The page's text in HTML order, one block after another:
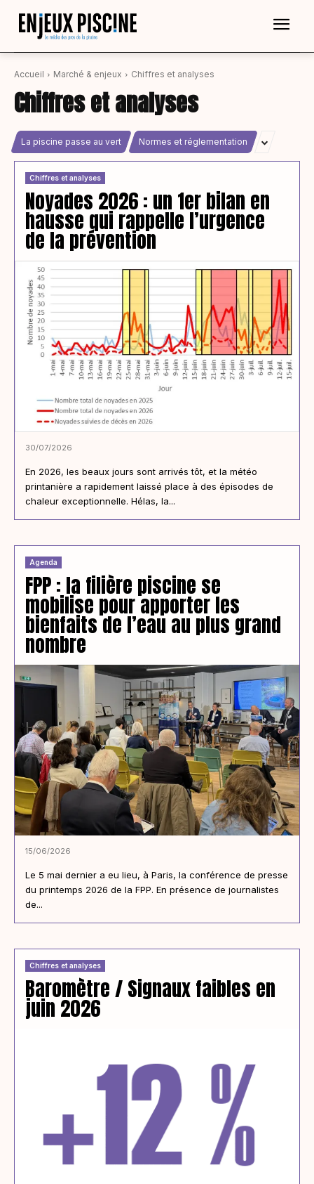
Accueil Marché & enjeux Chiffres et analyses
Chiffres et analyses
La piscine passe au vert Normes et réglementation
Chiffres et analyses
Noyades 2026 : un 1er bilan en
hausse qui rappelle l’urgence
de la prévention
30/07/2026
En 2026, les beaux jours sont arrivés tôt, et la météo
printanière a rapidement laissé place à des épisodes de
chaleur exceptionnelle. Hélas, la...
Agenda
FPP : la filière piscine se
mobilise pour apporter les
bienfaits de l’eau au plus grand
nombre
15/06/2026
Le 5 mai dernier a eu lieu, à Paris, la conférence de presse
du printemps 2026 de la FPP. En présence de journalistes
de...
Chiffres et analyses
Baromètre / Signaux faibles en
juin 2026